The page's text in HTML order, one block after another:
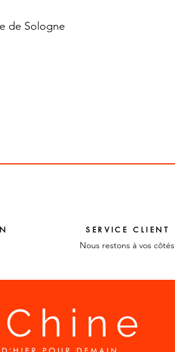
de Sologne
SERVICE CLIENT
Nous restons à vos côtés